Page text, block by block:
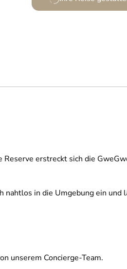
erstreckt sich die
in die Umgebung ein
unserem Concierge-Team.